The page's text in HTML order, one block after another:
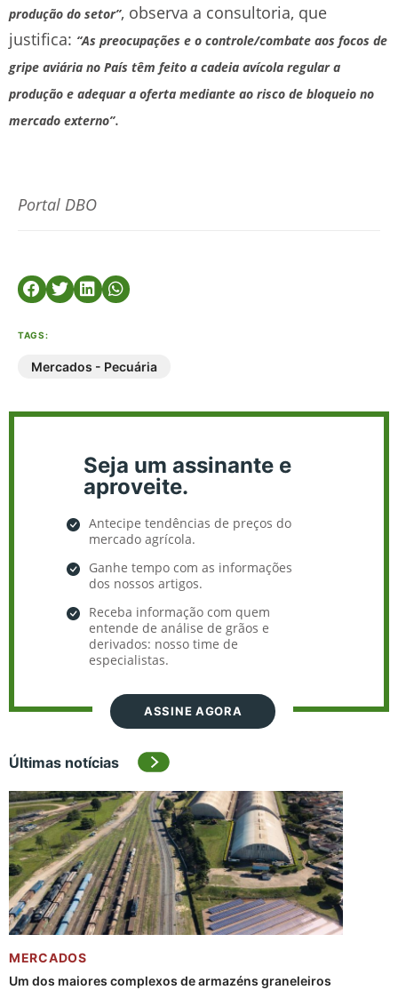
produção do setor”, observa a consultoria, que
justifica: “As preocupações e o controle/combate aos focos de
gripe aviária no País têm feito a cadeia avícola regular a
produção e adequar a oferta mediante ao risco de bloqueio no
mercado externo”.
Portal DBO
TAGS:
Mercados - Pecuária
Seja um assinante e
aproveite.
Antecipe tendências de preços do
mercado agrícola.
Ganhe tempo com as informações
dos nossos artigos.
Receba informação com quem
entende de análise de grãos e
derivados: nosso time de
especialistas.
ASSINE AGORA
Últimas notícias
MERCADOS
Um dos maiores complexos de armazéns graneleiros